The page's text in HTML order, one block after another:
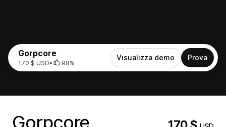
Gorpcore
170 $ USD• 98%
Visualizza demo Prova
Gorpcore